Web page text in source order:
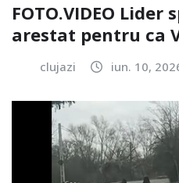
FOTO.VIDEO
arestat pentru ca
clujazi iun. 10,